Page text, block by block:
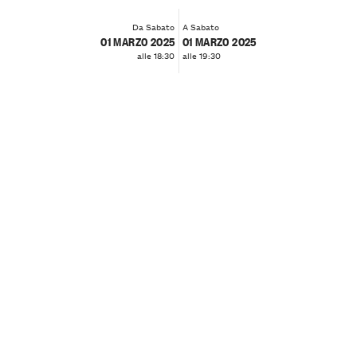
Da Sabato
01 MARZO 2025
alle 18:30
A Sabato
01 MARZO 2025
alle 19:30